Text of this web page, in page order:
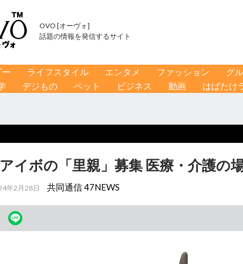
OVO [オーヴォ]
話題の情報を発信するサイト
ライフスタイル エンタメ ファッション グ
デジもの ペット ビジネス 動画 はばたけ
イボの「里親」募集 医療・介護の
年2月28日 共同通信 47NEWS